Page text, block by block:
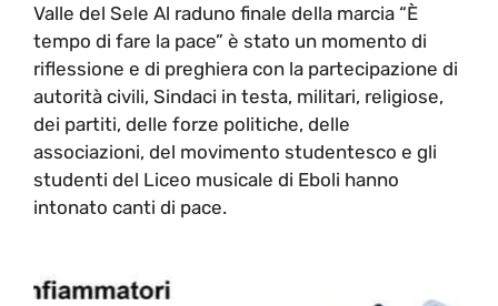
Valle del Sele Al raduno finale della marcia “È
tempo di fare la pace” è stato un momento di
riflessione e di preghiera con la partecipazione di
autorità civili, Sindaci in testa, militari, religiose,
dei partiti, delle forze politiche, delle
associazioni, del movimento studentesco e gli
studenti del Liceo musicale di Eboli hanno
intonato canti di pace.